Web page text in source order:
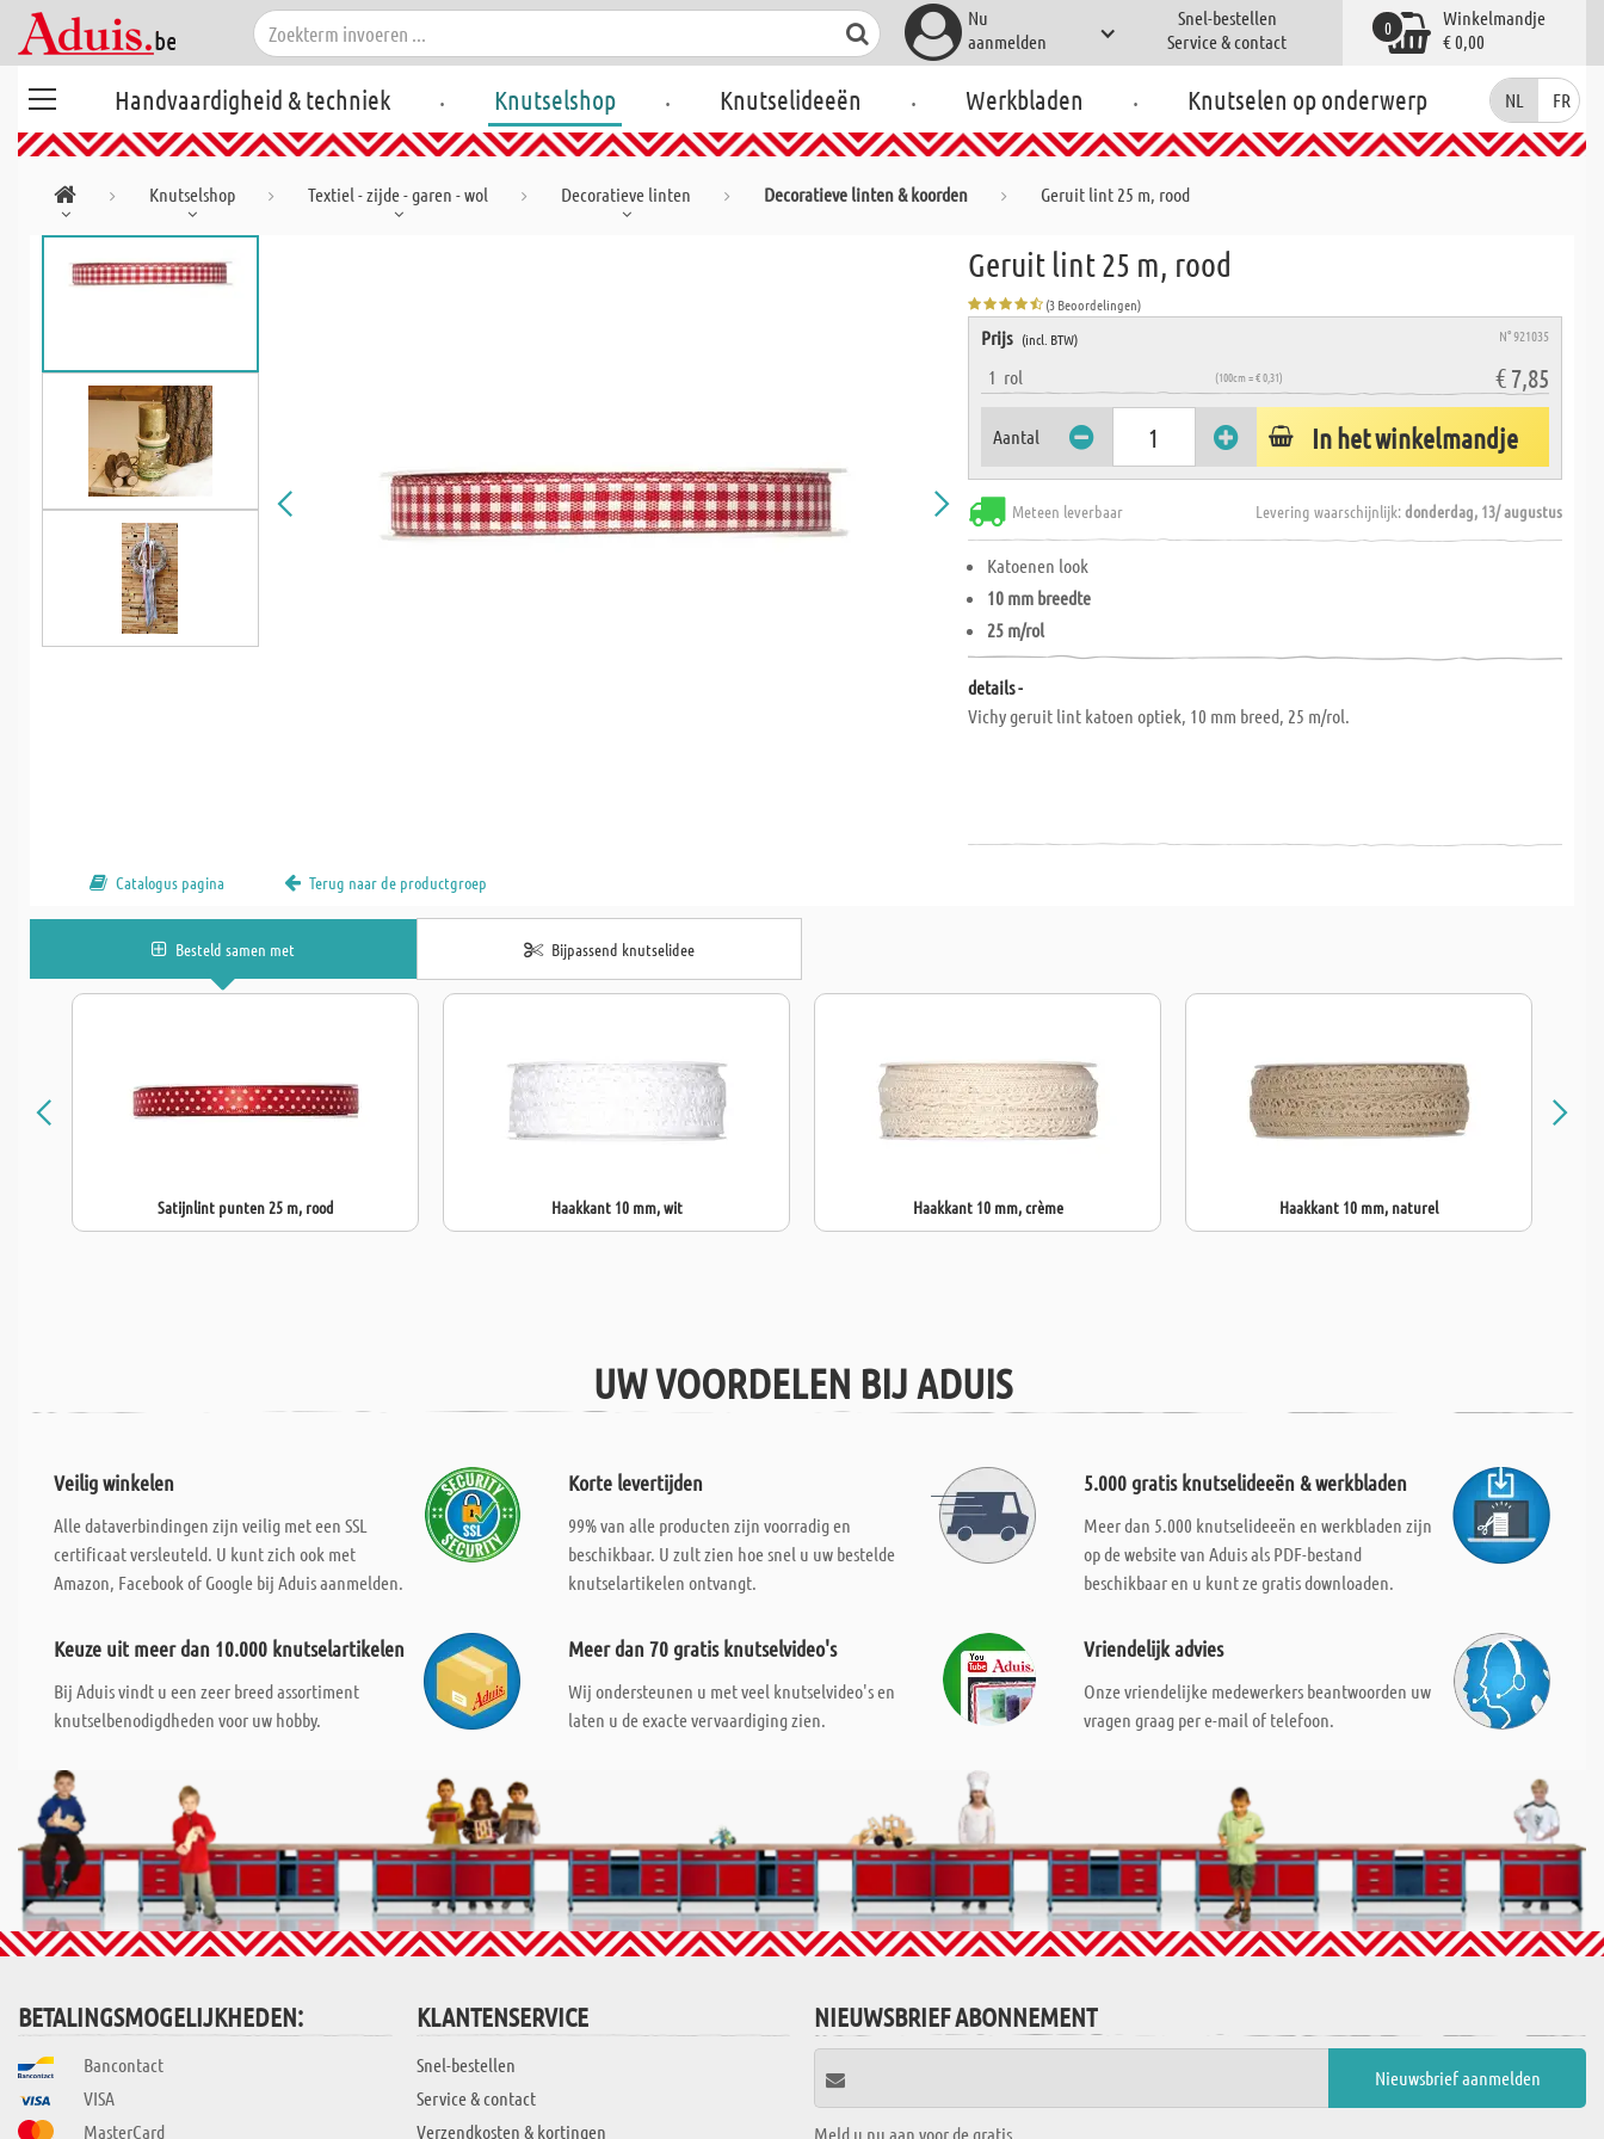
Nu
aanmelden
Snel-bestellen
Service & contact
Winkelmandje
€ 0,00
0
Handvaardigheid & techniek . Knutselshop . Knutselideeën . Werkbladen . Knutselen op onderwerp NL FR
Knutselshop Textiel - zijde - garen - wol Decoratieve linten Decoratieve linten & koorden Geruit lint 25 m, rood
Geruit lint 25 m, rood
(3 Beoordelingen)
Prijs (incl. BTW) N° 921035
1 rol (100cm = € 0,31) € 7,85
Aantal In het winkelmandje
Meteen leverbaar Levering waarschijnlijk:donderdag, 13/ augustus
Katoenen look
10 mm breedte
25 m/rol
details -
Vichy geruit lint katoen optiek, 10 mm breed, 25 m/rol.
Catalogus pagina Terug naar de productgroep
Besteld samen met Bijpassend knutselidee
Satijnlint punten 25 m, rood Haakkant 10 mm, wit Haakkant 10 mm, crème Haakkant 10 mm, naturel
UW VOORDELEN BIJ ADUIS
Veilig winkelen
Alle dataverbindingen zijn veilig met een SSL
certificaat versleuteld. U kunt zich ook met
Amazon, Facebook of Google bij Aduis aanmelden.
Korte levertijden
99% van alle producten zijn voorradig en
beschikbaar. U zult zien hoe snel u uw bestelde
knutselartikelen ontvangt.
5.000 gratis knutselideeën & werkbladen
Meer dan 5.000 knutselideeën en werkbladen zijn
op de website van Aduis als PDF-bestand
beschikbaar en u kunt ze gratis downloaden.
Keuze uit meer dan 10.000 knutselartikelen
Bij Aduis vindt u een zeer breed assortiment
knutselbenodigdheden voor uw hobby.
Meer dan 70 gratis knutselvideo's
Wij ondersteunen u met veel knutselvideo's en
laten u de exacte vervaardiging zien.
Vriendelijk advies
Onze vriendelijke medewerkers beantwoorden uw
vragen graag per e-mail of telefoon.
BETALINGSMOGELIJKHEDEN:
Bancontact
VISA
MasterCard
KLANTENSERVICE
Snel-bestellen
Service & contact
Verzendkosten & kortingen
NIEUWSBRIEF ABONNEMENT
Meld u nu aan voor de gratis